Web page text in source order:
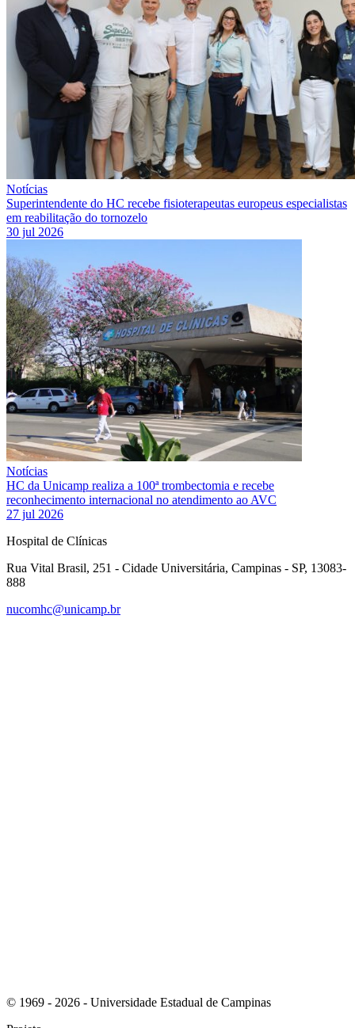
Notícias
Superintendente do HC recebe fisioterapeutas europeus especialistas
em reabilitação do tornozelo
30 jul 2026
Notícias
HC da Unicamp realiza a 100ª trombectomia e recebe
reconhecimento internacional no atendimento ao AVC
27 jul 2026
Hospital de Clínicas
Rua Vital Brasil, 251 - Cidade Universitária, Campinas - SP, 13083-
888
nucomhc@unicamp.br
© 1969 - 2026 - Universidade Estadual de Campinas